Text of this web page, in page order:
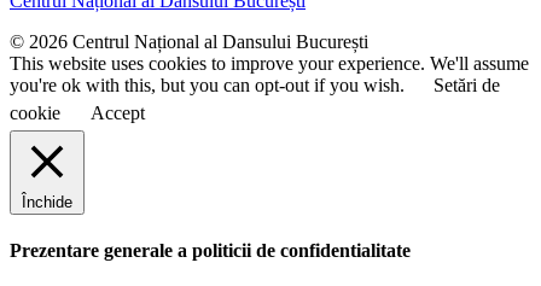
m
© 2026 Centrul Național al Dansului București
This website uses cookies to improve your experience. We'll assume
you're ok with this, but you can opt-out if you wish.
Setări de
cookie
Accept
Închide
Prezentare generale a politicii de confidentialitate